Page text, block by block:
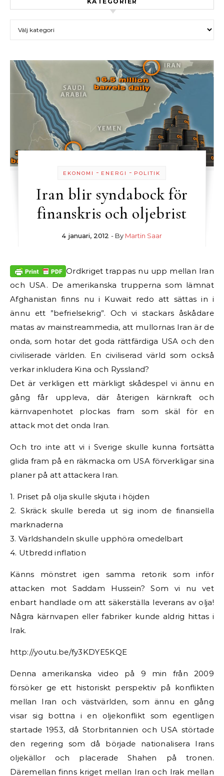
EKONOMI - ENERGI - POLITIK
Iran blir syndabock för
finanskris och oljebrist
4 januari, 2012 - By Martin Saar
Ordkriget trappas nu upp mellan Iran
och USA. De amerikanska trupperna som lämnat
Afghanistan finns nu i Kuwait redo att sättas in i
ännu ett ”befrielsekrig”. Och vi stackars åskådare
matas av mainstreammedia, att mullornas Iran är de
onda, som hotar det goda rättfärdiga USA och den
civiliserade världen. En civiliserad värld som också
verkar inkludera Kina och Ryssland?
Det är verkligen ett märkligt skådespel vi ännu en
gång får uppleva, där återigen kärnkraft och
kärnvapenhotet plockas fram som skäl för en
attack mot det onda Iran.
Och tro inte att vi i Sverige skulle kunna fortsätta
glida fram på en räkmacka om USA förverkligar sina
planer på att attackera Iran.
1. Priset på olja skulle skjuta i höjden
2. Skräck skulle bereda ut sig inom de finansiella
marknaderna
3. Världshandeln skulle upphöra omedelbart
4. Utbredd inflation
Känns mönstret igen samma retorik som inför
attacken mot Saddam Hussein? Som vi nu vet
enbart handlade om att säkerställa leverans av olja!
Några kärnvapen eller fabriker kunde aldrig hittas i
Irak.
http://youtu.be/fy3KDYE5KQE
Denna amerikanska video på 9 min från 2009
försöker ge ett historiskt perspektiv på konflikten
mellan Iran och västvärlden, som ännu en gång
visar sig bottna i en oljekonflikt som egentligen
startade 1953, då Storbritannien och USA störtade
den regering som då började nationalisera Irans
oljekällor och placerade Shahen på tronen.
Däremellan finns kriget mellan Iran och Irak mellan